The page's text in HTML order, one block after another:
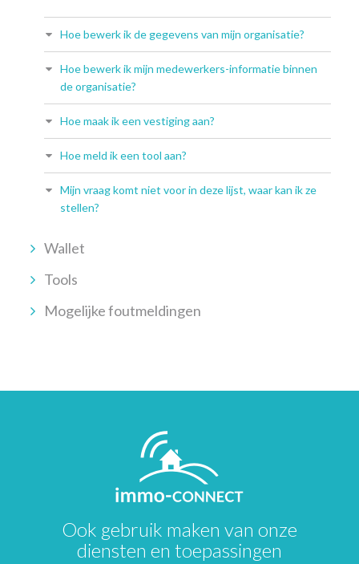
Hoe bewerk ik de gegevens van mijn organisatie?
Hoe bewerk ik mijn medewerkers-informatie binnen
de organisatie?
Hoe maak ik een vestiging aan?
Hoe meld ik een tool aan?
Mijn vraag komt niet voor in deze lijst, waar kan ik ze
stellen?
Wallet
Tools
Mogelijke foutmeldingen
Ook gebruik maken van onze
diensten en toepassingen